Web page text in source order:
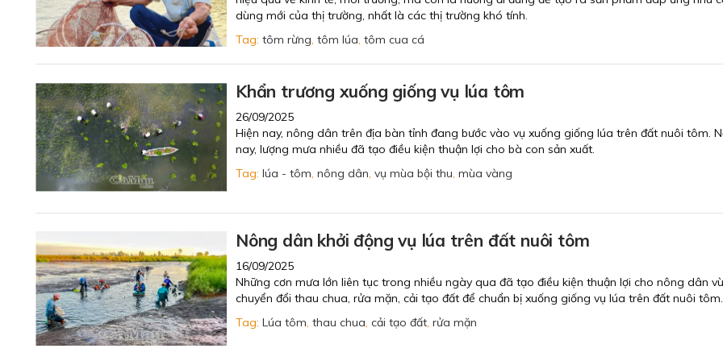
dùng mới của thị trường, nhất là các thị trường khó tính.
Tag: tôm rừng, tôm lúa, tôm cua cá
Khẩn trương xuống giống vụ lúa tôm
26/09/2025
Hiện nay, nông dân trên địa bàn tỉnh đang bước vào vụ xuống giống lúa trên đất nuôi tôm.
nay, lượng mưa nhiều đã tạo điều kiện thuận lợi cho bà con sản xuất.
Tag: lúa - tôm, nông dân, vụ mùa bội thu, mùa vàng
Nông dân khởi động vụ lúa trên đất nuôi tôm
16/09/2025
Những cơn mưa lớn liên tục trong nhiều ngày qua đã tạo điều kiện thuận lợi cho nông dân
chuyển đổi thau chua, rửa mặn, cải tạo đất để chuẩn bị xuống giống vụ lúa trên đất nuôi tôm.
Tag: Lúa tôm, thau chua, cải tạo đất, rửa mặn